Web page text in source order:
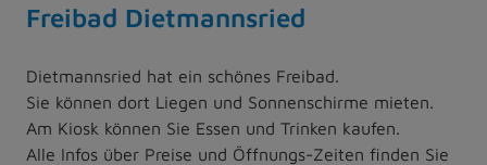
Freibad Dietmannsried
Dietmannsried hat ein schönes Freibad.
Sie können dort Liegen und Sonnenschirme mieten.
Am Kiosk können Sie Essen und Trinken kaufen.
Alle Infos über Preise und Öffnungs-Zeiten finden Sie